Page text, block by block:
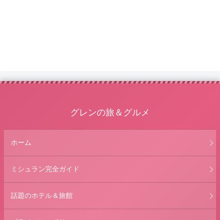
グレンの旅＆グルメ
ホーム
ミシュラン完全ガイド
話題のホテル＆旅館